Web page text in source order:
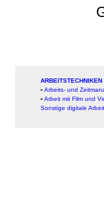
▪ Arbeits- und
▪ Arbeit mit Film und
Sonstige digitale